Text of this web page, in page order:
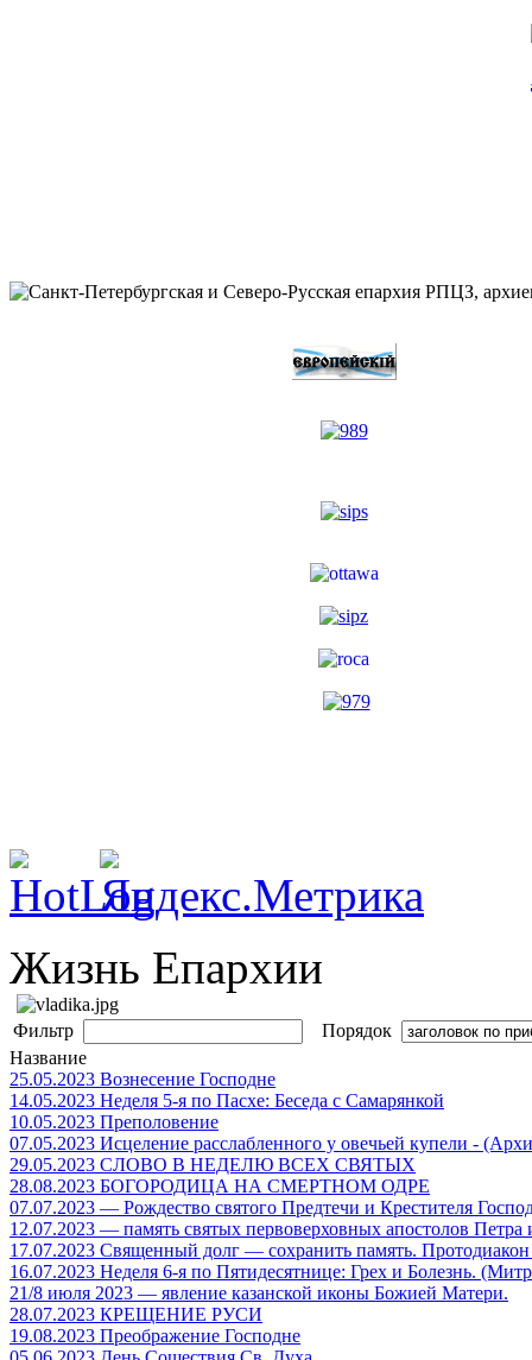
Жизнь Епархии
Фильтр
Порядок
Название
25.05.2023 Вознесение Господне
14.05.2023 Неделя 5-я по Пасхе: Беседа с Самарянкой
10.05.2023 Преполовение
07.05.2023 Исцеление расслабленного у овечьей купели -
29.05.2023 СЛОВО В НЕДЕЛЮ ВСЕХ СВЯТЫХ
28.08.2023 БОГОРОДИЦА НА СМЕРТНОМ ОДРЕ
07.07.2023 — Рождество святого Предтечи и Крестителя
12.07.2023 — память святых первоверховных апостолов Петра
17.07.2023 Священный долг — сохранить память.
16.07.2023 Неделя 6-я по Пятидесятнице: Грех и Болезнь.
21/8 июля 2023 — явление казанской иконы Божией Матери.
28.07.2023 КРЕЩЕНИЕ РУСИ
19.08.2023 Преображение Господне